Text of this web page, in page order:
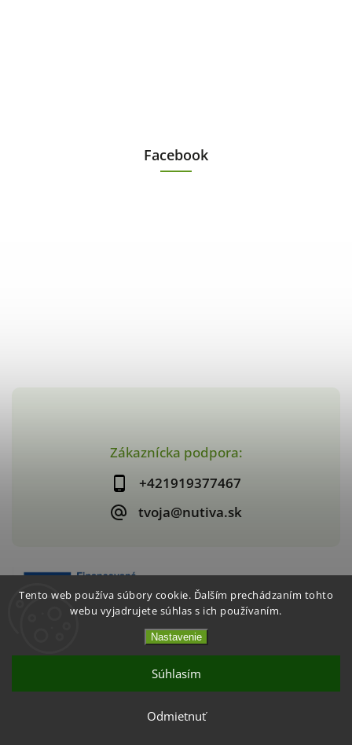
Tento web používa súbory cookie. Ďalším prechádzaním tohto
webu vyjadrujete súhlas s ich používaním.
Nastavenie
Odmietnuť
Súhlasím
CHCEM VYUŽIŤ AKCIU
Zákaznícka podpora:
+421919377467
tvoja@nutiva.sk
Facebook
nutiva.sk
Shoptet